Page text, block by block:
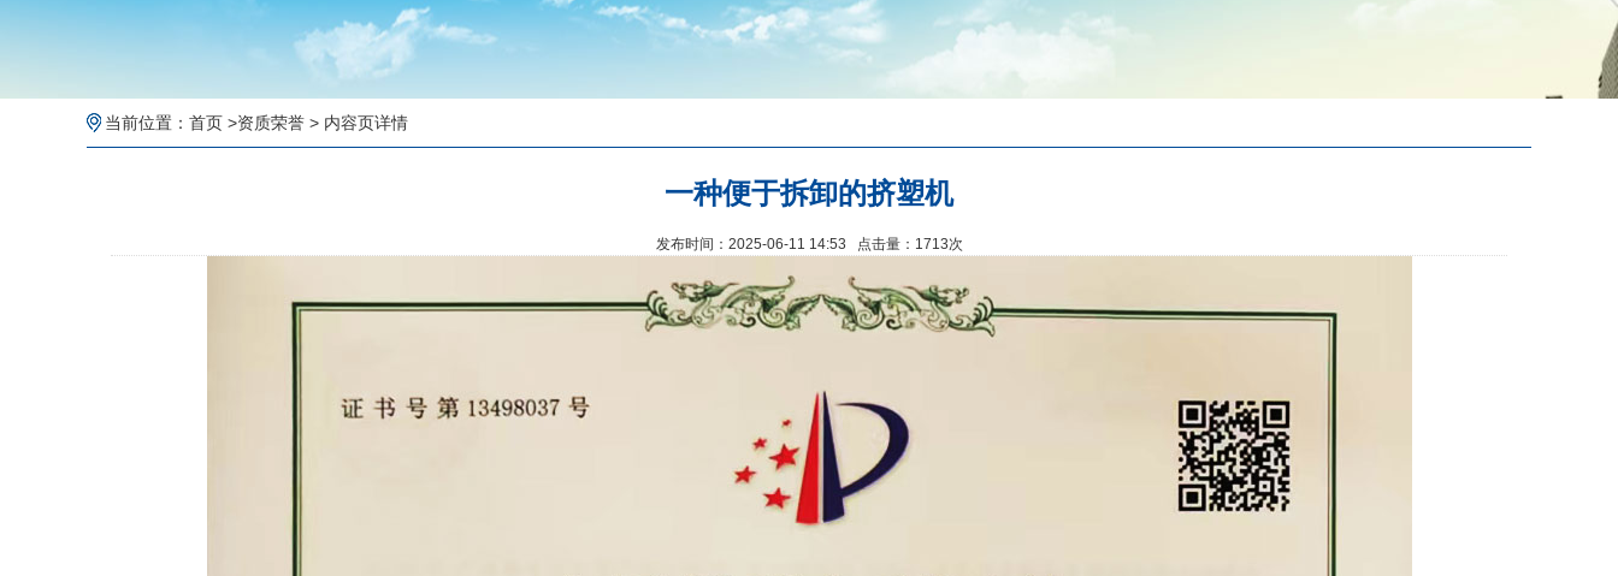
当前位置： 首页 >资质荣誉 > 内容页详情
一种便于拆卸的挤塑机
发布时间：2025-06-11 14:53 点击量：1713次